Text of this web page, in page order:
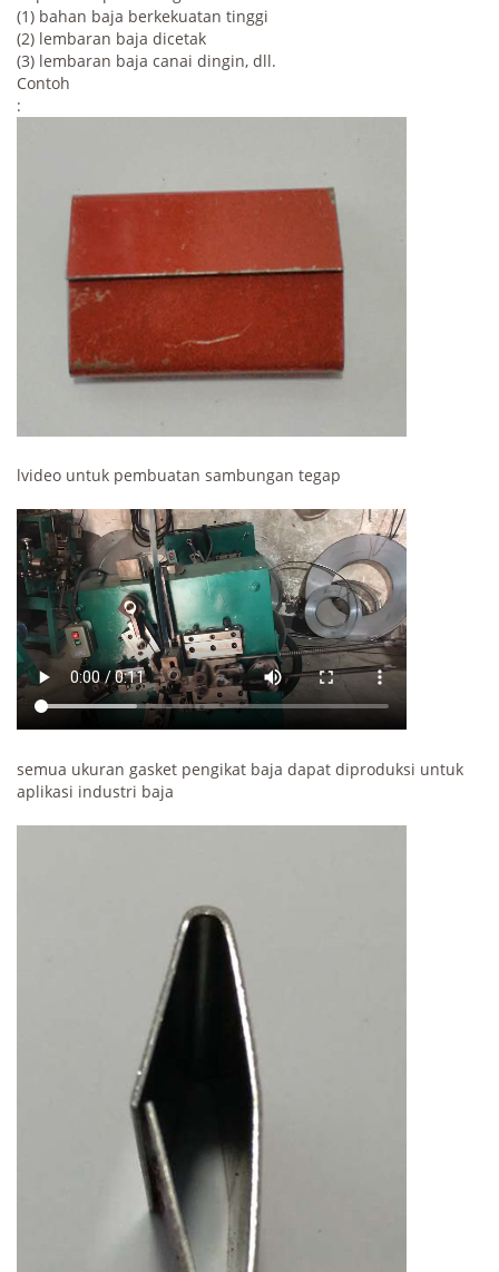
(1) bahan baja berkekuatan tinggi
(2) lembaran baja dicetak
(3) lembaran baja canai dingin, dll.
Contoh
:
lvideo untuk pembuatan sambungan tegap
semua ukuran gasket pengikat baja dapat diproduksi untuk
aplikasi industri baja